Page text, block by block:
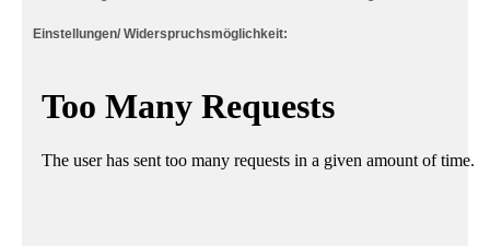
Einstellungen/ Widerspruchsmöglichkeit: